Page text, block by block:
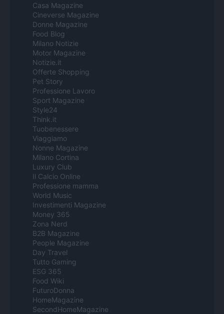
Casa Magazine
Cineverse Magazine
Donne Magazine
Food Blog
Milano Notizie
Motor Magazine
Notizie.it
Offerte Shopping
Pet Story
Professione Lavoro
Sport Magazine
Style24
Think.it
Tuobenessere
Viaggiamo
Nonne Magazine
Milano Cortina
Luxury Club
Il Calcio Online
Professione mamma
World Music
Investimenti Magazine
Money 365
Zona Nerd
B2B Magazine
People Magazine
Day Travel
Tutto Gaming
ESG 365
Food Wiki
FuturoDonna
HomeMagazine
SecondHomeMagazine